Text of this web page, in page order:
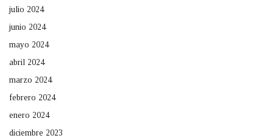
julio 2024
junio 2024
mayo 2024
abril 2024
marzo 2024
febrero 2024
enero 2024
diciembre 2023